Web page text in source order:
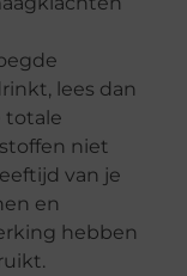
lees dan
totale
niet
van je
en
hebben